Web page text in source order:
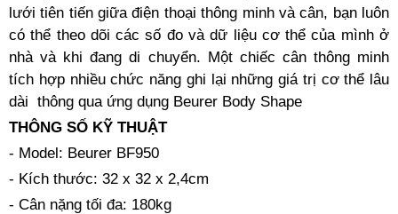
lưới tiên tiến giữa điện thoại thông minh và cân, bạn luôn
có thể theo dõi các số đo và dữ liệu cơ thể của mình ở
nhà và khi đang di chuyển. Một chiếc cân thông minh
tích hợp nhiều chức năng ghi lại những giá trị cơ thể lâu
dài thông qua ứng dụng Beurer Body Shape
THÔNG SỐ KỸ THUẬT
- Model: Beurer BF950
- Kích thước: 32 x 32 x 2,4cm
- Cân nặng tối đa: 180kg